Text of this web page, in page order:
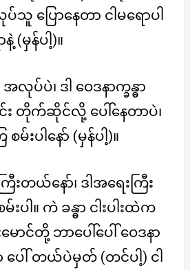
ပြောနေတာ ငါမရောပါ
(မှန်ပါ့)။
အလုပ်ပဲ၊ ဒါ ဝေဒနာက္ခန္ဓာ
း တိုက်ဆိုင်လို့ ပေါ်နေတာပဲ၊
းပါနော် (မှန်ပါ့)။
ြီးတယ်နော်၊ ဒါအရေးကြီး
ါ။ ကဲ ခန္ဓာ ငါးပါးထဲက
ာင်တို့ ဘာပေါ်ပေါ် ဝေဒနာ
ပေါ် တယ်ပဲမှတ် (တင်ပါ့) ငါ